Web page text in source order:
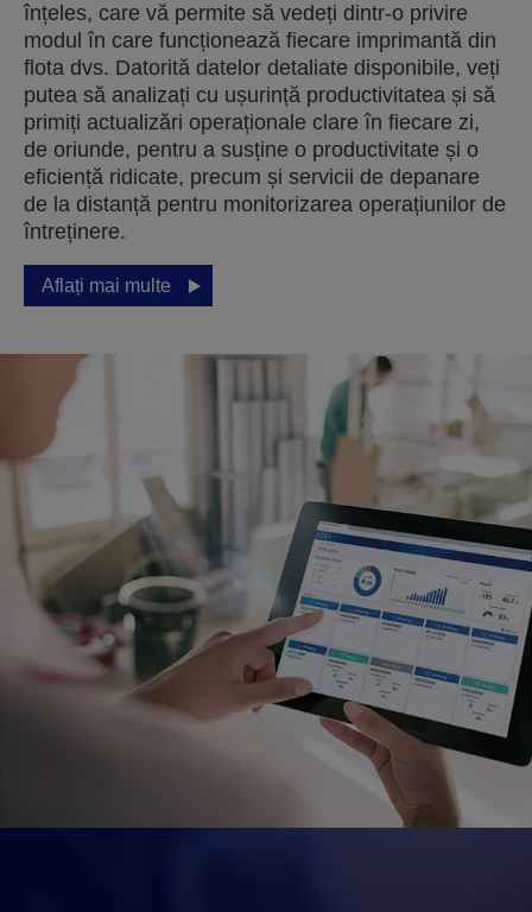
înțeles, care vă permite să vedeți dintr-o privire
modul în care funcționează fiecare imprimantă din
flota dvs. Datorită datelor detaliate disponibile, veți
putea să analizați cu ușurință productivitatea și să
primiți actualizări operaționale clare în fiecare zi,
de oriunde, pentru a susține o productivitate și o
eficiență ridicate, precum și servicii de depanare
de la distanță pentru monitorizarea operațiunilor de
întreținere.
Aflați mai multe